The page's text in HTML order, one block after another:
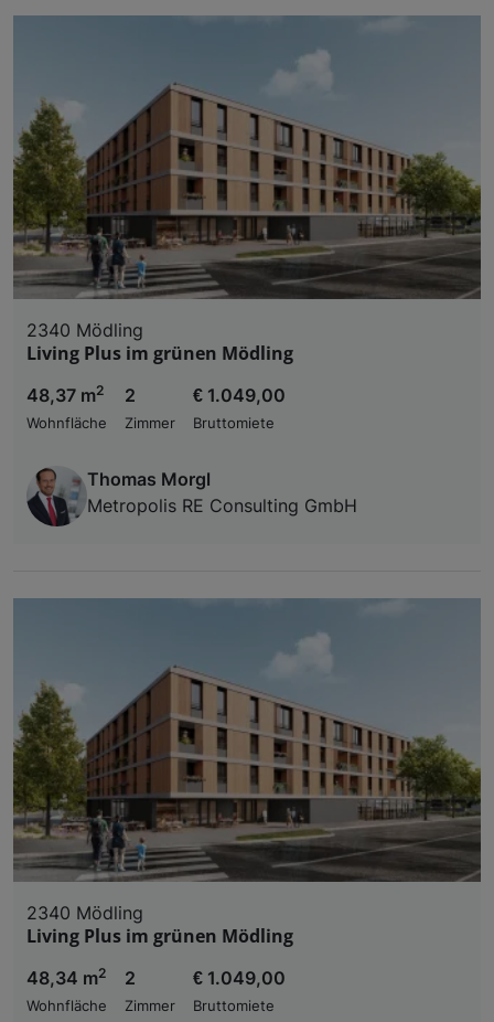
2340 Mödling
Living Plus im grünen Mödling
48,37 m2
Wohnfläche
2
Zimmer
€ 1.049,00
Bruttomiete
Thomas Morgl
Metropolis RE Consulting GmbH
2340 Mödling
Living Plus im grünen Mödling
48,34 m2
Wohnfläche
2
Zimmer
€ 1.049,00
Bruttomiete